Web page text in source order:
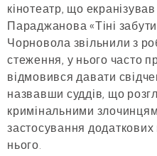
кінотеатр, що
Параджанова «Тіні
Чорновола звільнили з
стеження, у нього часто
відмовився давати
назвавши суддів, що
кримінальними
застосування
нього.